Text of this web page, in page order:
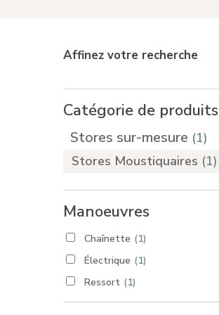
Affinez votre recherche
Catégorie de produits
Stores sur-mesure (1)
Stores Moustiquaires (1)
Manoeuvres
Chaînette (1)
Électrique (1)
Ressort (1)